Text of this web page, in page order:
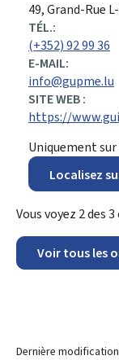
ADRESSE
:
49, Grand-Rue
TÉL.:
(+352) 92 99 36
E-MAIL:
info@gupme.lu
SITE WEB :
https://
Uniquement
Localisez
Vous voyez 2des3
Voir tous les
Dernière